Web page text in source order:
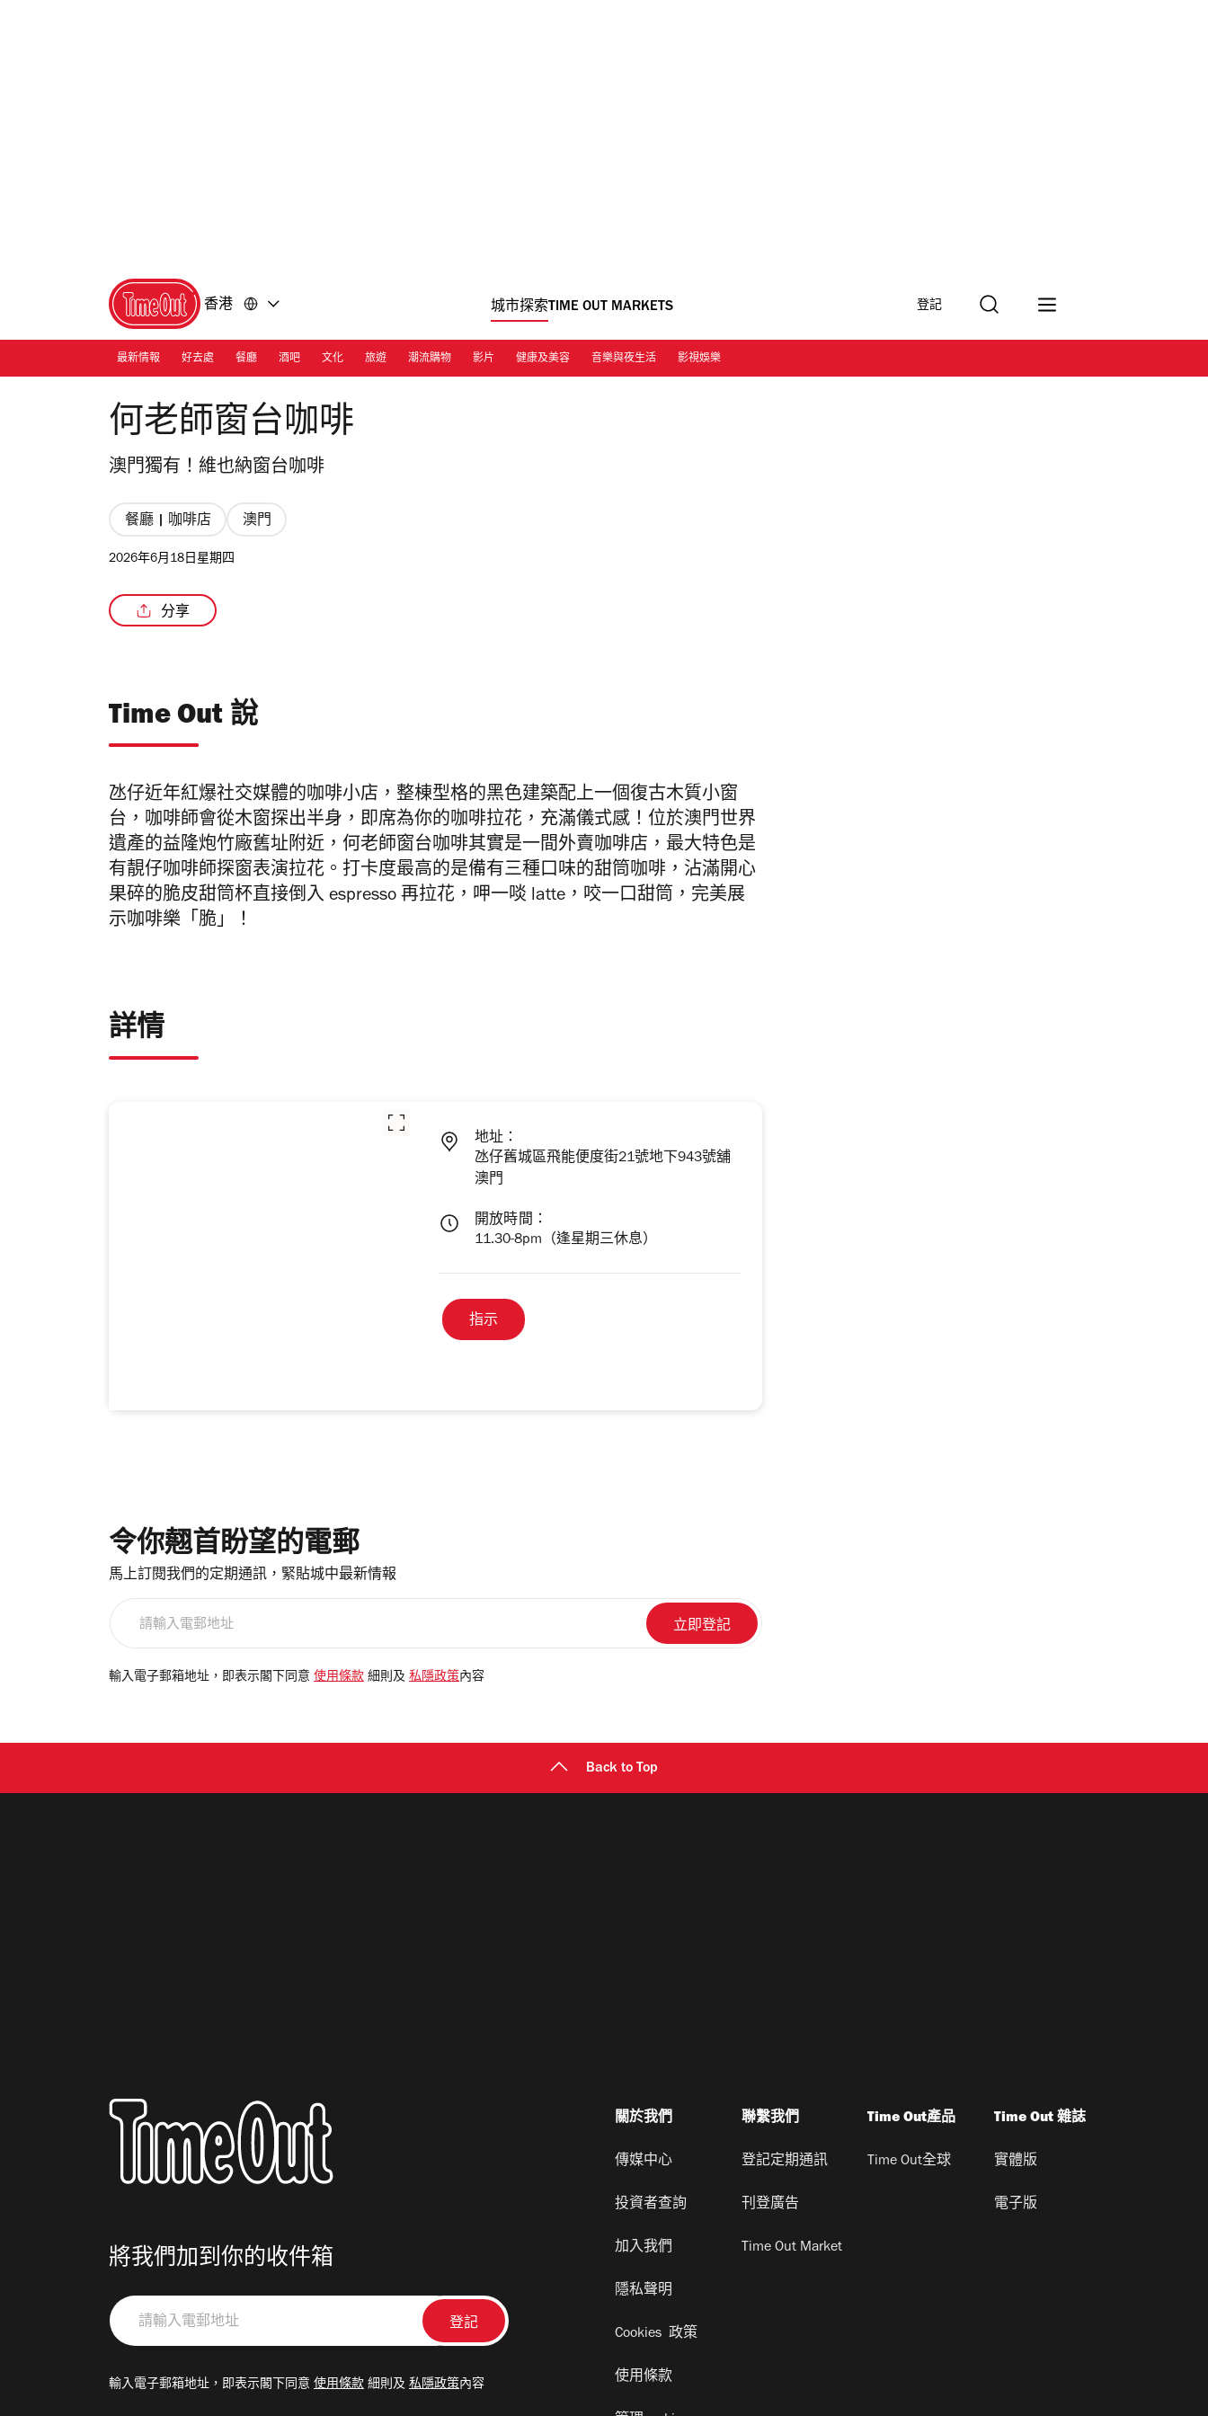
香港 城市探索TIME OUT MARKETS 登記
最新情報 好去處 餐廳 酒吧 文化 旅遊 潮流購物 影片 健康及美容 音樂與夜生活 影視娛樂
何老師窗台咖啡
澳門獨有！維也納窗台咖啡
餐廳 | 咖啡店 澳門
2026年6月18日星期四
分享
Time Out 說
氹仔近年紅爆社交媒體的咖啡小店，整棟型格的黑色建築配上一個復古木質小窗
台，咖啡師會從木窗探出半身，即席為你的咖啡拉花，充滿儀式感！位於澳門世界
遺產的益隆炮竹廠舊址附近，何老師窗台咖啡其實是一間外賣咖啡店，最大特色是
有靚仔咖啡師探窗表演拉花。打卡度最高的是備有三種口味的甜筒咖啡，沾滿開心
果碎的脆皮甜筒杯直接倒入 espresso 再拉花，呷一啖 latte，咬一口甜筒，完美展
示咖啡樂「脆」！
詳情
地址：
氹仔舊城區飛能便度街21號地下943號舖
澳門
開放時間：
11.30-8pm（逢星期三休息）
指示
令你翹首盼望的電郵
馬上訂閱我們的定期通訊，緊貼城中最新情報
電
輸入電子郵箱地址，即表示閣下同意 使用條款 細則及 私隱政策 內容
Back to Top
將我們加到你的收件箱
請
輸
郵
輸入電子郵箱地址，即表示閣下同意 使用條款 細則及 私隱政策內容
關於我們
傳媒中心
投資者查詢
加入我們
隱私聲明
Cookies 政策
使用條款
聯繫我們
登記定期通訊
刊登廣告
Time Out Market
Time Out產品
Time Out全球
Time Out 雜誌
實體版
電子版